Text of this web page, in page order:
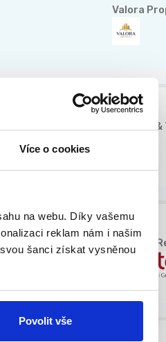
Více o cookies
na webu. Díky vašemu
reklam nám i našim
šanci získat vysněnou
Povolit vše
Valora
Chládek
Grafton